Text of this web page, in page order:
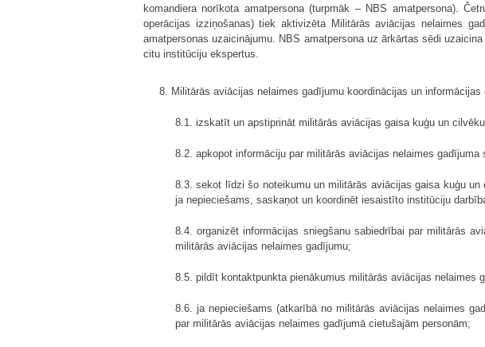
komandiera norīkota amatpersona (turpmāk – NBS amatpersona).
operācijas izziņošanas) tiek aktivizēta Militārās aviācijas nelaimes
amatpersonas uzaicinājumu. NBS amatpersona uz ārkārtas sēdi
citu institūciju ekspertus.
8. Militārās aviācijas nelaimes gadījumu koordinācijas un
8.1. izskatīt un apstiprināt militārās aviācijas gaisa kuģu un
8.2. apkopot informāciju par militārās aviācijas nelaimes
8.3. sekot līdzi šo noteikumu un militārās aviācijas gaisa kuģu
ja nepieciešams, saskaņot un koordinēt iesaistīto institūciju
8.4. organizēt informācijas sniegšanu sabiedrībai par militārās
militārās aviācijas nelaimes gadījumu;
8.5. pildīt kontaktpunkta pienākumus militārās aviācijas nelaimes
8.6. ja nepieciešams (atkarībā no militārās aviācijas nelaimes
par militārās aviācijas nelaimes gadījumā cietušajām personām;